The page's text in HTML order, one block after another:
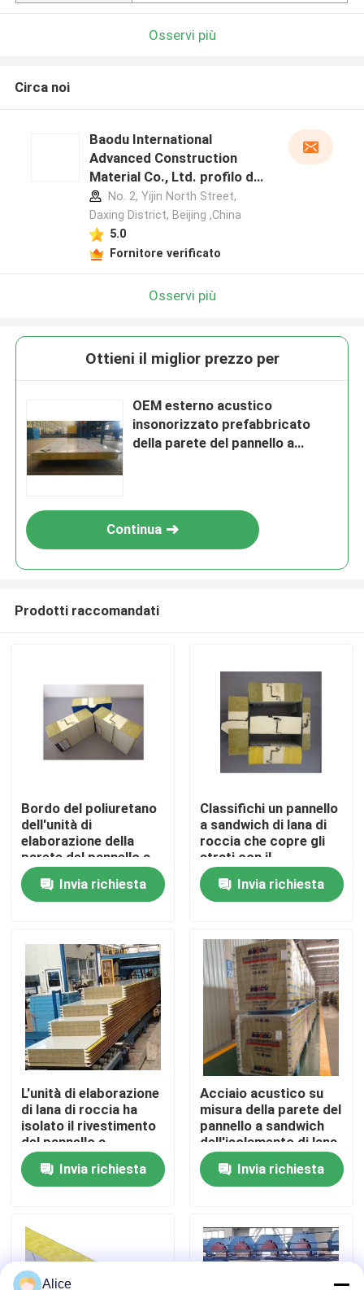
Casa
Prodotti
Giro della fabbrica
Controllo di qualità
Contattici
Richieda una citazione
Edifici a struttura in acciaio
Magazzino di strutture in acciaio
laboratorio di strutture in acciaio
Osservi più
Circa noi
Baodu International
Advanced Construction
Material Co., Ltd. profilo del
produttore
No. 2, Yijin North Street,
Daxing District, Beijing ,China
5.0
Fornitore verificato
Osservi più
Ottieni il miglior prezzo per
OEM esterno acustico
insonorizzato prefabbricato
della parete del pannello a
Continua
Prodotti raccomandati
Bordo del poliuretano
dell'unità di
elaborazione della
parete del pannello a
sandwich di lana di
roccia dell'isolamento
Invia richiesta
Classifichi un pannello
a sandwich di lana di
roccia che copre gli
strati con il
sigillamento del
poliuretano a prova di
fuoco
Invia richiesta
L'unità di elaborazione
di lana di roccia ha
isolato il rivestimento
del pannello a
sandwich del pannello
per il tetto e la parete
Invia richiesta
Acciaio acustico su
misura della parete del
pannello a sandwich
dell'isolamento di lana
di roccia
insonorizzato
Invia richiesta
Alice